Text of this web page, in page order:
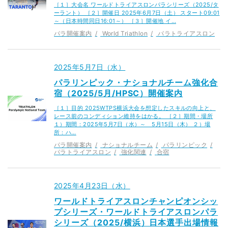
［１］大会名 ワールドトライアスロンパラシリーズ（2025/タ
ーラント） ［２］開催日 2025年6月7日（土） スタート09:01
～（日本時間同日16:01～） ［３］開催地 イ…
パラ開催案内 World Triathlon パラトライアスロン
2025年5月7日（水）
パラリンピック・ナショナルチーム強化合
宿（2025/5月/HPSC）開催案内
［１］目的 2025WTPS横浜大会を想定したスキルの向上と、
レース前のコンディション維持をはかる。 ［２］期間・場所
１）期間：2025年5月7日（水）～ 5月15日（木） ２）場
所：ハ…
パラ開催案内 ナショナルチーム
パラリンピック
パラトライアスロン
強化関連 合宿
2025年4月23日（水）
ワールドトライアスロンチャンピオンシッ
プシリーズ・ワールドトライアスロンパラ
シリーズ（2025/横浜）日本選手出場情報